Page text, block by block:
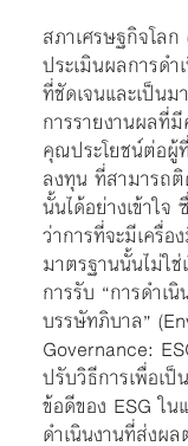
สภาเศรษฐกิจโล
ประเมินผลการด
ที่ชัดเจนและเป็นม
การรายงานผลที่
คุณประโยชน์ต่อผู้
ลงทุน ที่สามารถ
นั้นได้อย่างเข้าใ
ว่าการที่จะมีเครื่
มาตรฐานนั้นไม่ใ
การรับ “การดำเ
บรรษัทภิบาล”
Governance:
ปรับวิธีการเพื่อเ
ข้อดีของ ESG ใ
ดำเนินงานที่ส่งผ